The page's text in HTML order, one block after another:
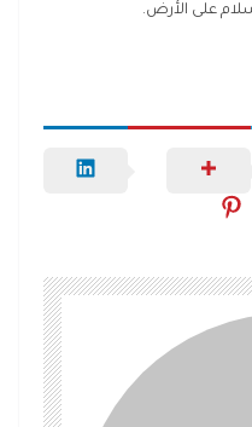
على الأرض.